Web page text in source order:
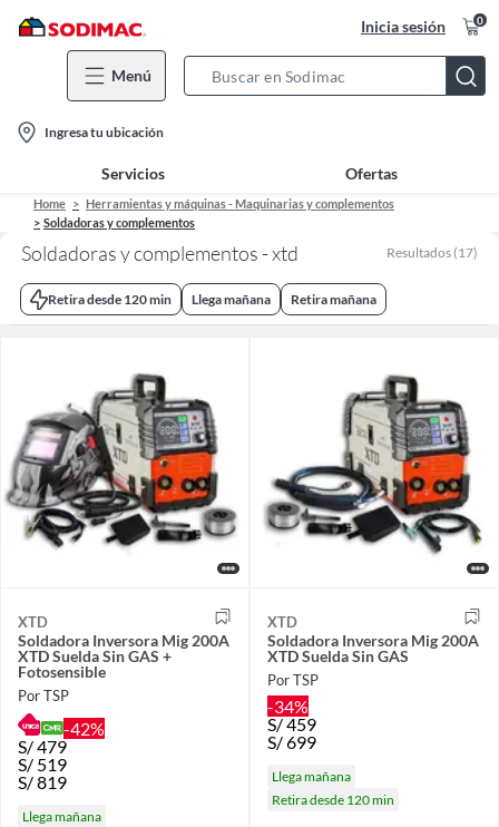
Inicia sesión 0
Menú
Bar
location-
icon
Ingresa tu ubicación
Servicios Ofertas
Home
Herramientas y máquinas - Maquinarias y complementos
Soldadoras y complementos
Soldadoras y complementos - xtd Resultados (17)
Retira desde 120 min Llega mañana Retira mañana
XTD
Soldadora Inversora Mig 200A
XTD Suelda Sin GAS +
Fotosensible
Por TSP
-42%
S/479
S/ 519
S/819
Llega mañana
XTD
Soldadora Inversora Mig 200A
XTD Suelda Sin GAS
Por TSP
-34%
S/459
S/699
Llega mañana
Retira desde 120 min